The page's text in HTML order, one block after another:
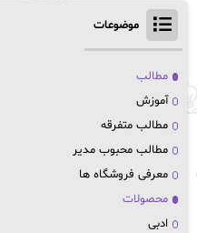
موضوعات
مطالب
آموزش
مطالب متفرقه
مطالب محبوب مدیر
معرفی فروشگاه ها
محصولات
ادبی